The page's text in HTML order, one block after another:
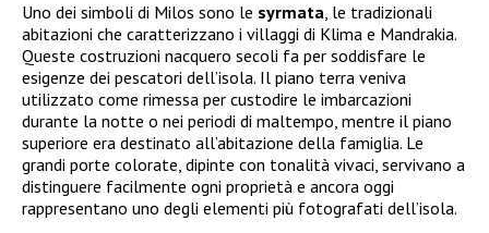
Uno dei simboli di Milos sono le syrmata, le tradizionali
abitazioni che caratterizzano i villaggi di Klima e Mandrakia.
Queste costruzioni nacquero secoli fa per soddisfare le
esigenze dei pescatori dell’isola. Il piano terra veniva
utilizzato come rimessa per custodire le imbarcazioni
durante la notte o nei periodi di maltempo, mentre il piano
superiore era destinato all’abitazione della famiglia. Le
grandi porte colorate, dipinte con tonalità vivaci, servivano a
distinguere facilmente ogni proprietà e ancora oggi
rappresentano uno degli elementi più fotografati dell’isola.